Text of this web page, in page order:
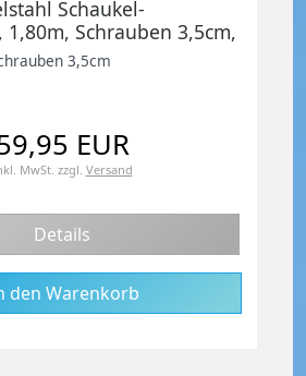
Schaukel-
Schrauben 3,5cm,
selber bauen
3,5cm
EUR
MwSt. zzgl. Versand
Details